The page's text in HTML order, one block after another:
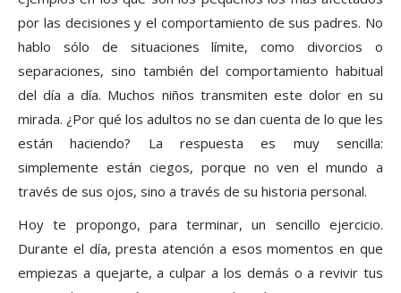
por las decisiones y el comportamiento de sus padres. No
hablo sólo de situaciones límite, como divorcios o
separaciones, sino también del comportamiento habitual
del día a día. Muchos niños transmiten este dolor en su
mirada. ¿Por qué los adultos no se dan cuenta de lo que les
están haciendo? La respuesta es muy sencilla:
simplemente están ciegos, porque no ven el mundo a
través de sus ojos, sino a través de su historia personal.
Hoy te propongo, para terminar, un sencillo ejercicio.
Durante el día, presta atención a esos momentos en que
empiezas a quejarte, a culpar a los demás o a revivir tus